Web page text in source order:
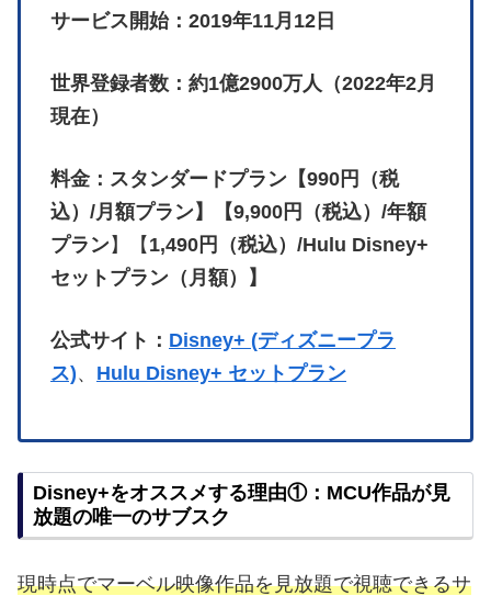
サービス開始：2019年11月12日
世界登録者数：約1億2900万人（2022年2月
現在）
料金：スタンダードプラン【990円（税
込）/月額プラン】【9,900円（税込）/年額
プラン】【 1,490円（税込）/Hulu Disney+
セットプラン（月額）】
公式サイト： Disney+ (ディズニープラ
ス)、 Hulu Disney+ セットプラン
Disney+をオススメする理由①：MCU作品が見
放題の唯一のサブスク
現時点でマーベル映像作品を見放題で視聴できるサ